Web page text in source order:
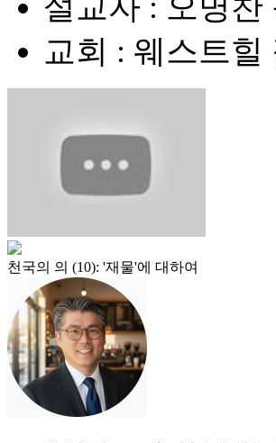
설교자 : 오명찬
교회 : 웨스트힐
천국의 의 (10): '재물'에 대하여